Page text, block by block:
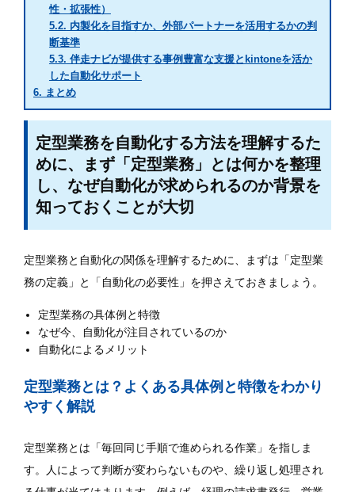
性・拡張性）
5.2. 内製化を目指すか、外部パートナーを活用するかの判
断基準
5.3. 伴走ナビが提供する事例豊富な支援とkintoneを活か
した自動化サポート
6. まとめ
定型業務を自動化する方法を理解するた
めに、まず「定型業務」とは何かを整理
し、なぜ自動化が求められるのか背景を
知っておくことが大切
定型業務と自動化の関係を理解するために、まずは「定型業
務の定義」と「自動化の必要性」を押さえておきましょう。
定型業務の具体例と特徴
なぜ今、自動化が注目されているのか
自動化によるメリット
定型業務とは？よくある具体例と特徴をわかり
やすく解説
定型業務とは「毎回同じ手順で進められる作業」を指しま
す。人によって判断が変わらないものや、繰り返し処理され